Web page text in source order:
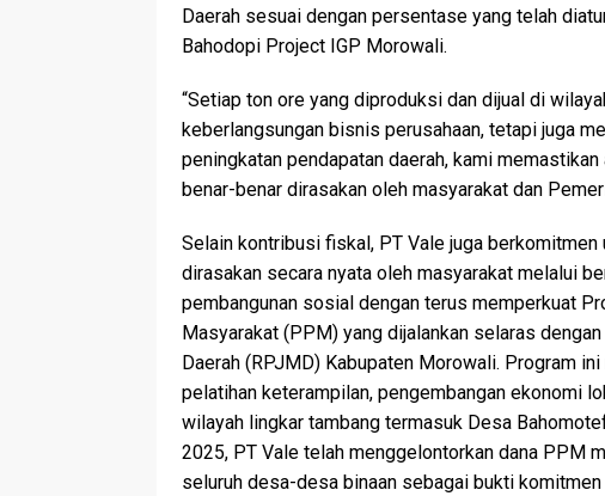
Daerah sesuai dengan persentase yang telah
Bahodopi Project IGP Morowali.
“Setiap ton ore yang diproduksi dan dijual di
keberlangsungan bisnis perusahaan, tetapi juga
peningkatan pendapatan daerah, kami
benar-benar dirasakan oleh masyarakat dan
Selain kontribusi fiskal, PT Vale juga
dirasakan secara nyata oleh masyarakat melalui
pembangunan sosial dengan terus memperkuat
Masyarakat (PPM) yang dijalankan selaras
Daerah (RPJMD) Kabupaten Morowali. Program
pelatihan keterampilan, pengembangan ekonomi
wilayah lingkar tambang termasuk Desa
2025, PT Vale telah menggelontorkan dana PPM
seluruh desa-desa binaan sebagai bukti